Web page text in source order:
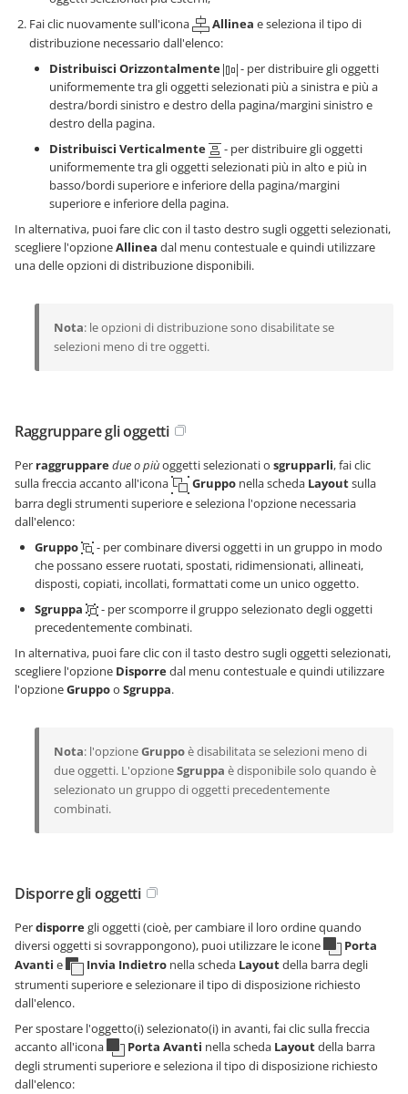
Fai clic nuovamente sull'icona
Allinea e seleziona il tipo di
distribuzione necessario dall'elenco:
Distribuisci Orizzontalmente
- per distribuire gli oggetti
uniformemente tra gli oggetti selezionati più a sinistra e più a
destra/bordi sinistro e destro della pagina/margini sinistro e
destro della pagina.
Distribuisci Verticalmente
- per distribuire gli oggetti
uniformemente tra gli oggetti selezionati più in alto e più in
basso/bordi superiore e inferiore della pagina/margini
superiore e inferiore della pagina.
In alternativa, puoi fare clic con il tasto destro sugli oggetti selezionati,
scegliere l'opzioneAllinea dal menu contestuale e quindi utilizzare
una delle opzioni di distribuzione disponibili.
Nota: le opzioni di distribuzione sono disabilitate se
selezioni meno di tre oggetti.
Raggruppare gli oggetti
Per raggrupparedue o piùoggetti selezionati o sgrupparli, fai clic
sulla freccia accanto all'icona
Gruppo nella scheda Layoutsulla
barra degli strumenti superiore e seleziona l'opzione necessaria
dall'elenco:
Gruppo
- per combinare diversi oggetti in un gruppo in modo
che possano essere ruotati, spostati, ridimensionati, allineati,
disposti, copiati, incollati, formattati come un unico oggetto.
Sgruppa
- per scomporre il gruppo selezionato degli oggetti
precedentemente combinati.
In alternativa, puoi fare clic con il tasto destro sugli oggetti selezionati,
scegliere l'opzione Disporredal menu contestuale e quindi utilizzare
l'opzioneGruppoo Sgruppa.
Nota: l'opzioneGruppoè disabilitata se selezioni meno di
due oggetti. L'opzioneSgruppa è disponibile solo quando è
selezionato un gruppo di oggetti precedentemente
combinati.
Disporre gli oggetti
Perdisporregli oggetti (cioè, per cambiare il loro ordine quando
diversi oggetti si sovrappongono), puoi utilizzare le icone
Porta
Avanti e Invia Indietro nella scheda Layoutdella barra degli
strumenti superiore e selezionare il tipo di disposizione richiesto
dall'elenco.
Per spostare l'oggetto(i) selezionato(i) in avanti, fai clic sulla freccia
accanto all'icona
Porta Avanti nella scheda Layoutdella barra
degli strumenti superiore e seleziona il tipo di disposizione richiesto
dall'elenco: